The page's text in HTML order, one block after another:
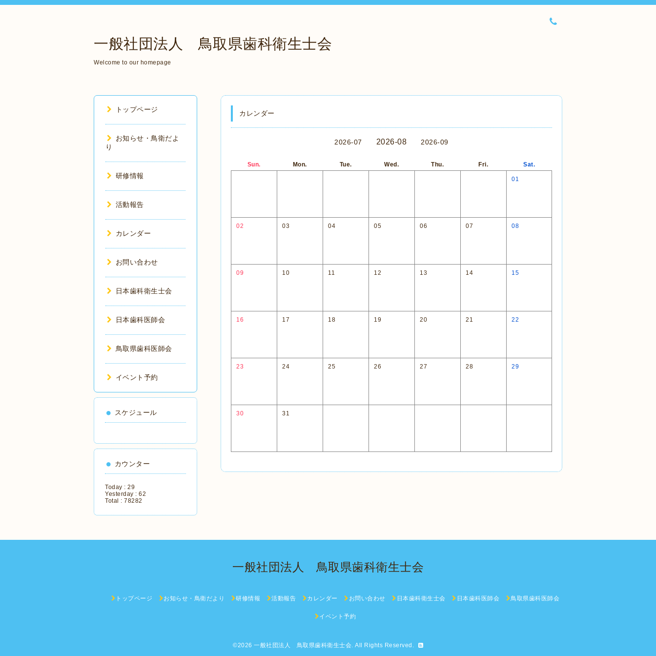
一般社団法人 鳥取県歯科衛生士会
Welcome to our homepage
カレンダー
2026-07 2026-08 2026-09
Sun. Mon. Tue. Wed. Thu. Fri. Sat.
01
02 03 04 05 06 07 08
09 10 11 12 13 14 15
16 17 18 19 20 21 22
23 24 25 26 27 28 29
30 31
トップページ
お知らせ・鳥衛だよ
り
研修情報
活動報告
カレンダー
お問い合わせ
日本歯科衛生士会
日本歯科医師会
鳥取県歯科医師会
イベント予約
スケジュール
カウンター
Today : 29
Yesterday : 62
Total : 78282
一般社団法人 鳥取県歯科衛生士会
トップページ お知らせ・鳥衛だより 研修情報 活動報告 カレンダー お問い合わせ 日本歯科衛生士会 日本歯科医師会 鳥取県歯科医師会
イベント予約
©2026 一般社団法人 鳥取県歯科衛生士会. All Rights Reserved.